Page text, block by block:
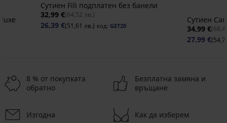
Сутиен Fili подплатен без банели
32,99 €(64,52 лв.)
26,39 €(51,61 лв.) код: GET20
Сутиен
34,99 €
27,99 €
8 % от покупката
обратно
Безплатна замяна и
връщане
Изгодна Как да изберем